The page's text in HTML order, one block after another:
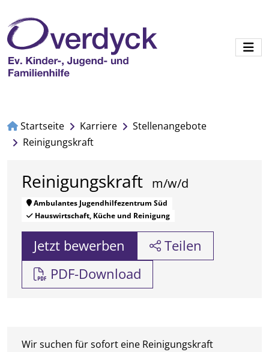
Startseite Karriere
Stellenangebote
Reinigungskraft
Reinigungskraft
Ambulantes Jugendhilfezentrum Süd
Hauswirtschaft, Küche und Reinigung
Jetzt bewerben
Teilen
PDF-Download
Wir suchen für sofort eine Reinigungskraft